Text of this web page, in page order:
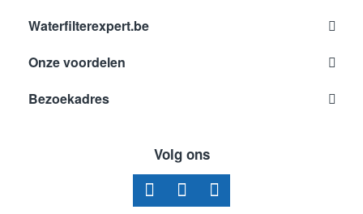
Waterfilterexpert.be
Onze voordelen
Bezoekadres
Volg ons